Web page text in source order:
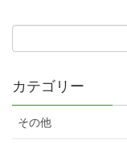
カテゴリー
その他